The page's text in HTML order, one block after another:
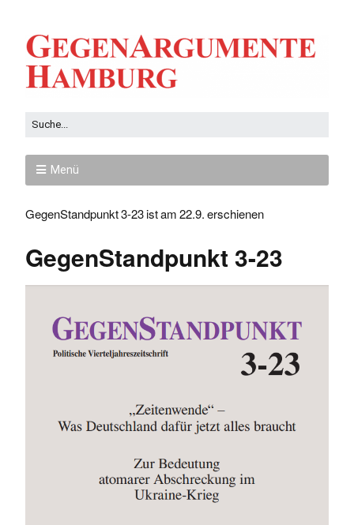
Menü
GegenStandpunkt 3-23 ist am 22.9. erschienen
GegenStandpunkt 3-23